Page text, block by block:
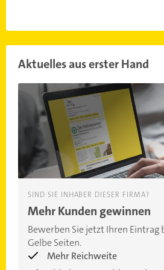
Aktuelles aus erster Hand
SIND SIE INHABER DIESER FIRMA?
Mehr Kunden gewinnen
Bewerben Sie jetzt Ihren Eintrag
Gelbe Seiten.
Mehr Reichweite